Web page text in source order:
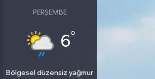
PERŞEMBE
6°
Bölgesel düzensiz yağmur